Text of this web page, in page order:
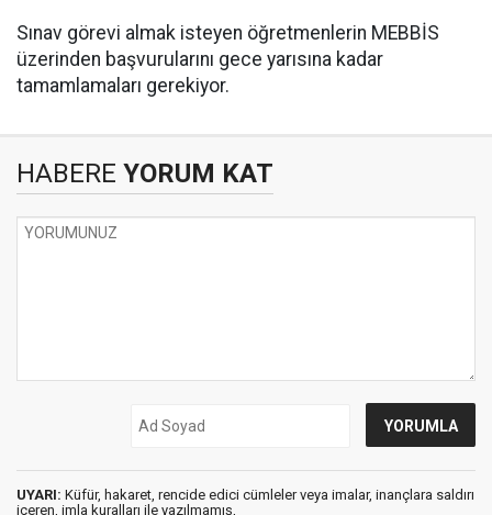
Sınav görevi almak isteyen öğretmenlerin MEBBİS
üzerinden başvurularını gece yarısına kadar
tamamlamaları gerekiyor.
HABERE YORUM KAT
UYARI: Küfür, hakaret, rencide edici cümleler veya imalar, inançlara saldırı
içeren, imla kuralları ile yazılmamış,